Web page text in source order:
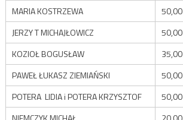
MARIA KOSTRZEWA
50,00
JERZY T MICHAJŁOWICZ
50,00
KOZIOŁ BOGUSŁAW
35,00
PAWEŁ ŁUKASZ ZIEMIAŃSKI
50,00
POTERA LIDIA i POTERA KRZYSZTOF
50,00